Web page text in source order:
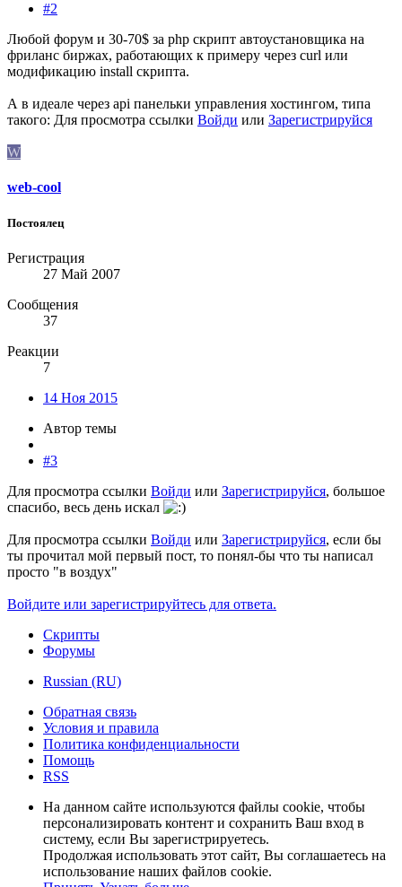
#2
Любой форум и 30-70$ за php скрипт автоустановщика на
фриланс биржах, работающих к примеру через curl или
модификацию install скрипта.
А в идеале через api панельки управления хостингом, типа
такого: Для просмотра ссылки Войди или Зарегистрируйся
W
web-cool
Постоялец
Регистрация
27 Май 2007
Сообщения
37
Реакции
7
14 Ноя 2015
Автор темы
#3
Для просмотра ссылки Войди или Зарегистрируйся, большое
спасибо, весь день искал
Для просмотра ссылки Войди или Зарегистрируйся, если бы
ты прочитал мой первый пост, то понял-бы что ты написал
просто "в воздух"
Войдите или зарегистрируйтесь для ответа.
Скрипты
Форумы
Russian (RU)
Обратная связь
Условия и правила
Политика конфиденциальности
Помощь
RSS
На данном сайте используются файлы cookie, чтобы
персонализировать контент и сохранить Ваш вход в
систему, если Вы зарегистрируетесь.
Продолжая использовать этот сайт, Вы соглашаетесь на
использование наших файлов cookie.